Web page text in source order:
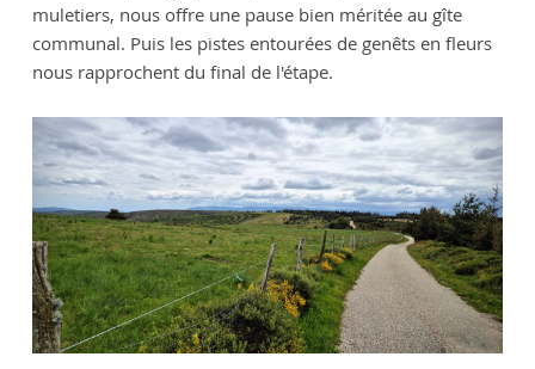
muletiers, nous offre une pause bien méritée au gîte
communal. Puis les pistes entourées de genêts en fleurs
nous rapprochent du final de l'étape.